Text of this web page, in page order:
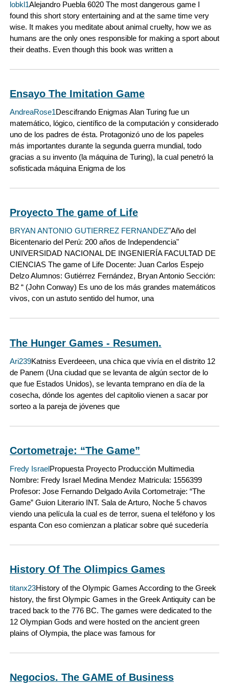
lobkl1Alejandro Puebla 6020 The most dangerous game I
found this short story entertaining and at the same time very
wise. It makes you meditate about animal cruelty, how we as
humans are the only ones responsible for making a sport about
their deaths. Even though this book was written a
Ensayo The Imitation Game
AndreaRose1Descifrando Enigmas Alan Turing fue un
matemático, lógico, científico de la computación y considerado
uno de los padres de ésta. Protagonizó uno de los papeles
más importantes durante la segunda guerra mundial, todo
gracias a su invento (la máquina de Turing), la cual penetró la
sofisticada máquina Enigma de los
Proyecto The game of Life
BRYAN ANTONIO GUTIERREZ FERNANDEZ"Año del
Bicentenario del Perú: 200 años de Independencia"
UNIVERSIDAD NACIONAL DE INGENIERÍA FACULTAD DE
CIENCIAS The game of Life Docente: Juan Carlos Espejo
Delzo Alumnos: Gutiérrez Fernández, Bryan Antonio Sección:
B2 “ (John Conway) Es uno de los más grandes matemáticos
vivos, con un astuto sentido del humor, una
The Hunger Games - Resumen.
Ari239Katniss Everdeeen, una chica que vivía en el distrito 12
de Panem (Una ciudad que se levanta de algún sector de lo
que fue Estados Unidos), se levanta temprano en día de la
cosecha, dónde los agentes del capitolio vienen a sacar por
sorteo a la pareja de jóvenes que
Cortometraje: “The Game”
Fredy IsraelPropuesta Proyecto Producción Multimedia
Nombre: Fredy Israel Medina Mendez Matricula: 1556399
Profesor: Jose Fernando Delgado Avila Cortometraje: “The
Game” Guion Literario INT. Sala de Arturo, Noche 5 chavos
viendo una película la cual es de terror, suena el teléfono y los
espanta Con eso comienzan a platicar sobre qué sucedería
History Of The Olimpics Games
titanx23History of the Olympic Games According to the Greek
history, the first Olympic Games in the Greek Antiquity can be
traced back to the 776 BC. The games were dedicated to the
12 Olympian Gods and were hosted on the ancient green
plains of Olympia, the place was famous for
Negocios. The GAME of Business